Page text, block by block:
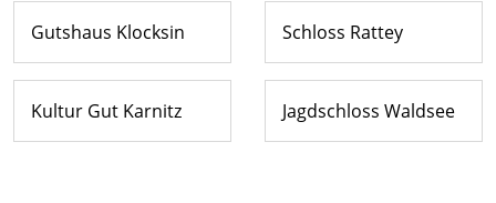
Gutshaus Klocksin Schloss Rattey
Kultur Gut Karnitz Jagdschloss Waldsee